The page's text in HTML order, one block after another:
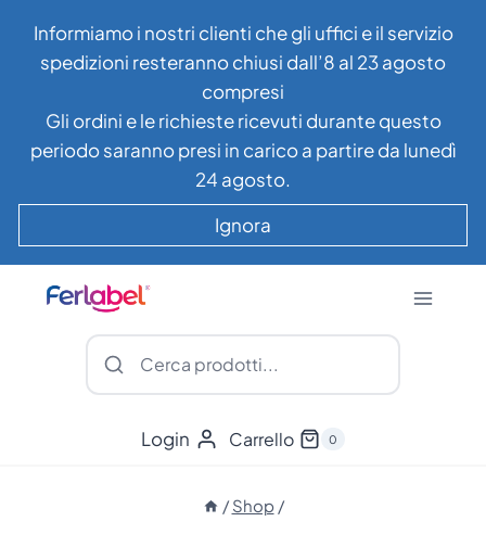
contenuto
Informiamo i nostri clienti che gli uffici e il servizio
spedizioni resteranno chiusi dall’8 al 23 agosto
compresi
Gli ordini e le richieste ricevuti durante questo
periodo saranno presi in carico a partire da lunedì
24 agosto.
Ignora
Login Carrello 0
/ Shop /